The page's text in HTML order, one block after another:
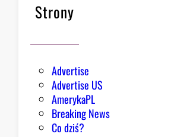
Strony
Advertise
Advertise US
AmerykaPL
Breaking News
Co dziś?